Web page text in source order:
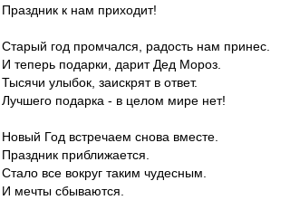
Праздник к нам приходит!
Старый год промчался, радость нам принес.
И теперь подарки, дарит Дед Мороз.
Тысячи улыбок, заискрят в ответ.
Лучшего подарка - в целом мире нет!
Новый Год встречаем снова вместе.
Праздник приближается.
Стало все вокруг таким чудесным.
И мечты сбываются.